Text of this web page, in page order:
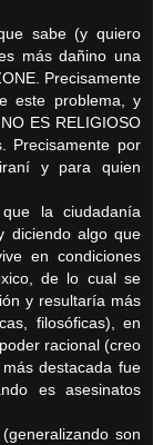
sabe (y quiero
más dañino una
Precisamente
este problema, y
ES RELIGIOSO
Precisamente por
y para quien
la ciudadanía
diciendo algo que
en condiciones
de lo cual se
y resultaría más
filosóficas), en
racional (creo
destacada fue
es asesinatos
son